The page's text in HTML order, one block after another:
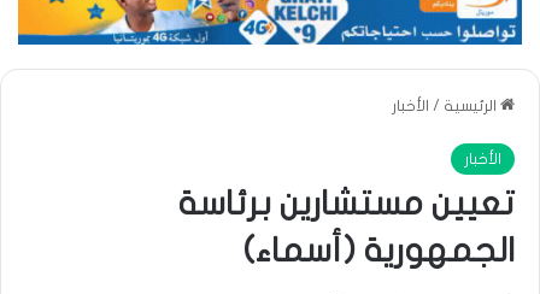
الرئيسية / الأخبار
الأخبار
تعيين مستشارين برئاسة
الجمهورية (أسماء)